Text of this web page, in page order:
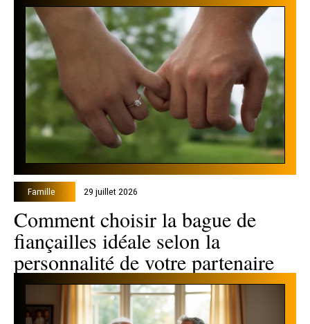
Famille 29 juillet 2026
Comment choisir la bague de
fiançailles idéale selon la
personnalité de votre partenaire